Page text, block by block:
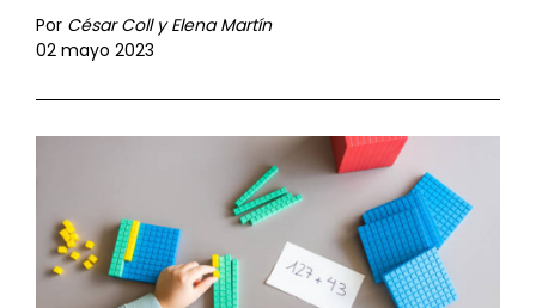
Por César Coll y Elena Martín
02 mayo 2023